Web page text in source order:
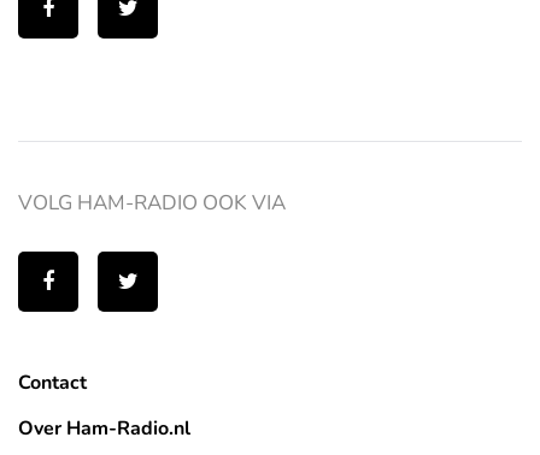
Contact
Over Ham-Radio.nl
VOLG HAM-RADIO OOK VIA